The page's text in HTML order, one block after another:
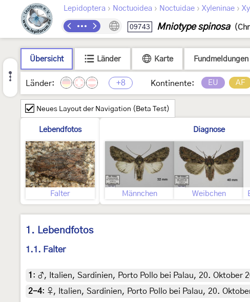
Lepidoptera › Noctuoidea › Noctuidae › Xyleninae ›
09743 Mniotype spinosa
Übersicht Länder Karte Fundmeldungen
Länder: +8 Kontinente: EU AF
Neues Layout der Navigation (Beta Test)
Lebendfotos
Falter
Diagnose
Männchen Weibchen
1. Lebendfotos
1.1. Falter
1 : ♂, Italien, Sardinien, Porto Pollo bei Palau, 20.
2-4: ♀, Italien, Sardinien, Porto Pollo bei Palau, 20.